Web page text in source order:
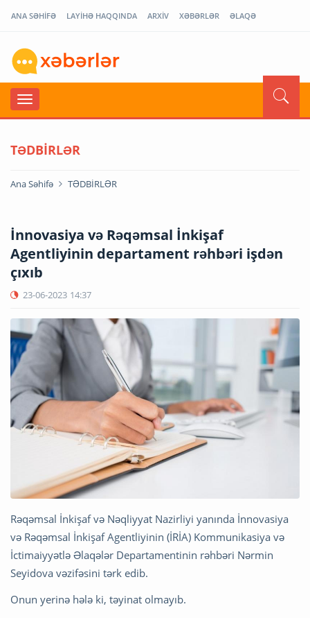
ANA SƏHİFƏ LAYİHƏ HAQQINDA ARXİV XƏBƏRLƏR ƏLAQƏ
TƏDBİRLƏR
Ana Səhifə TƏDBİRLƏR
İnnovasiya və Rəqəmsal İnkişaf
Agentliyinin departament rəhbəri işdən
çıxıb
23-06-2023 14:37
Rəqəmsal İnkişaf və Nəqliyyat Nazirliyi yanında İnnovasiya
və Rəqəmsal İnkişaf Agentliyinin (İRİA) Kommunikasiya və
İctimaiyyətlə Əlaqələr Departamentinin rəhbəri Nərmin
Seyidova vəzifəsini tərk edib.
Onun yerinə hələ ki, təyinat olmayıb.